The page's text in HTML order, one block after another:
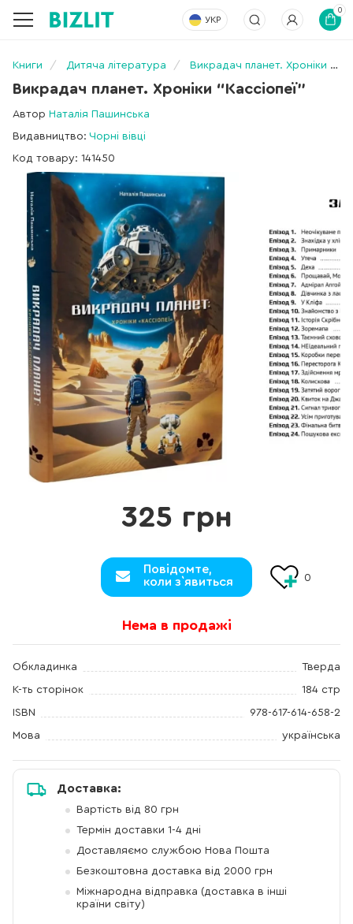
УКР
0
Книги Дитяча література Викрадач планет. Хроніки “Кассіопеї”
Викрадач планет. Хроніки “Кассіопеї”
Автор Наталія Пашинська
Видавництво: Чорні вівці
Код товару: 141450
325 грн
Повідомте,
коли з`явиться
0
Нема в продажі
Обкладинка Тверда
К-ть сторінок 184 стр
ISBN 978-617-614-658-2
Мова українська
Доставка:
Вартість від 80 грн
Термін доставки 1-4 дні
Доставляємо службою Нова Пошта
Безкоштовна доставка від 2000 грн
Міжнародна відправка (доставка в інші
країни світу)